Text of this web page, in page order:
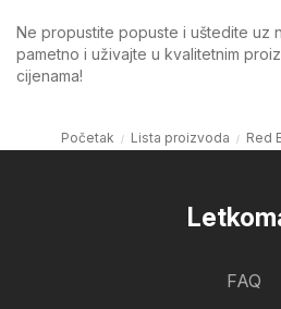
Ne propustite popuste i uštedite uz
pametno i uživajte u kvalitetnim
cijenama!
Početak Lista proizvoda Red
FAQ